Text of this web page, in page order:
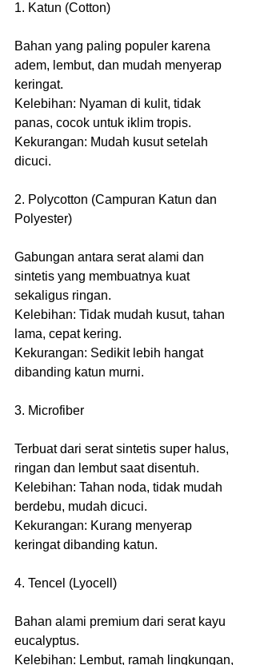
1. Katun (Cotton)
Bahan yang paling populer karena
adem, lembut, dan mudah menyerap
keringat.
Kelebihan: Nyaman di kulit, tidak
panas, cocok untuk iklim tropis.
Kekurangan: Mudah kusut setelah
dicuci.
2. Polycotton (Campuran Katun dan
Polyester)
Gabungan antara serat alami dan
sintetis yang membuatnya kuat
sekaligus ringan.
Kelebihan: Tidak mudah kusut, tahan
lama, cepat kering.
Kekurangan: Sedikit lebih hangat
dibanding katun murni.
3. Microfiber
Terbuat dari serat sintetis super halus,
ringan dan lembut saat disentuh.
Kelebihan: Tahan noda, tidak mudah
berdebu, mudah dicuci.
Kekurangan: Kurang menyerap
keringat dibanding katun.
4. Tencel (Lyocell)
Bahan alami premium dari serat kayu
eucalyptus.
Kelebihan: Lembut, ramah lingkungan,